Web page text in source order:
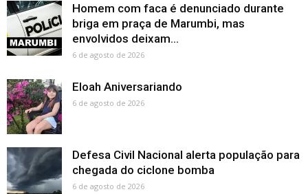
Homem com faca é denunciado durante
briga em praça de Marumbi, mas
envolvidos deixam...
6 de agosto de 2026
Eloah Aniversariando
6 de agosto de 2026
Defesa Civil Nacional alerta população para
chegada do ciclone bomba
6 de agosto de 2026